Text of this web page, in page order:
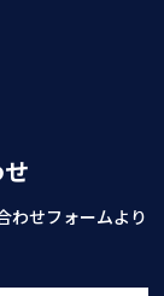
わせフォームより